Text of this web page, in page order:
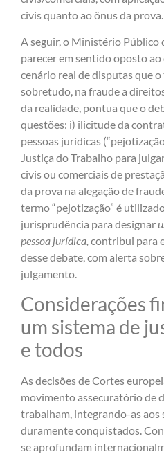
civis quanto ao ônus da prova.
A seguir, o Ministério Público
parecer em sentido oposto
cenário real de disputas que
sobretudo, na fraude a
da realidade, pontua que o
questões: i) ilicitude da
pessoas jurídicas
Justiça do Trabalho para
civis ou comerciais de
da prova na alegação de
termo “pejotização” é
jurisprudência para designar
pessoa jurídica, contribui para
desse debate, com alerta
julgamento.
Considerações
um sistema de
e todos
As decisões de Cortes
movimento assecuratório de
trabalham, integrando-as aos
duramente conquistados.
se aprofundam